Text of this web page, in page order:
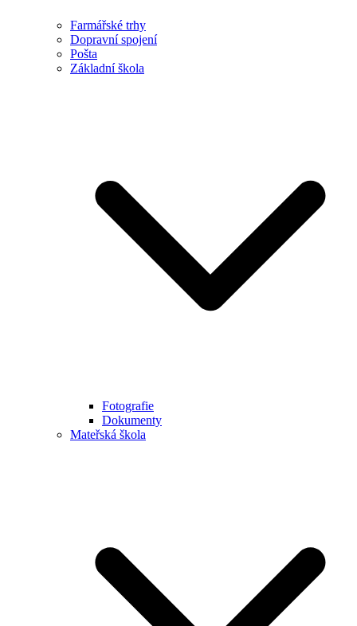
Farmářské trhy
Dopravní spojení
Pošta
Základní škola
Fotografie
Dokumenty
Mateřská škola